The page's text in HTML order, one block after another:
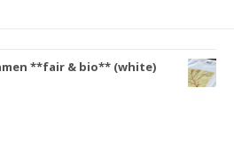
**fair & bio** (white)